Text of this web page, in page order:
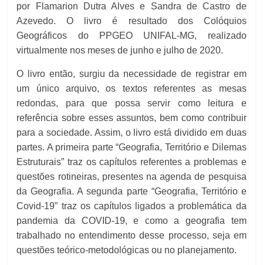
por Flamarion Dutra Alves e Sandra de Castro de
Azevedo. O livro é resultado dos Colóquios
Geográficos do PPGEO UNIFAL-MG, realizado
virtualmente nos meses de junho e julho de 2020.
O livro então, surgiu da necessidade de registrar em
um único arquivo, os textos referentes as mesas
redondas, para que possa servir como leitura e
referência sobre esses assuntos, bem como contribuir
para a sociedade. Assim, o livro está dividido em duas
partes. A primeira parte “Geografia, Território e Dilemas
Estruturais” traz os capítulos referentes a problemas e
questões rotineiras, presentes na agenda de pesquisa
da Geografia. A segunda parte “Geografia, Território e
Covid-19” traz os capítulos ligados a problemática da
pandemia da COVID-19, e como a geografia tem
trabalhado no entendimento desse processo, seja em
questões teórico-metodológicas ou no planejamento.